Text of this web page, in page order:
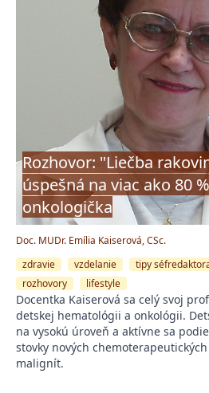
Rozhovor: "Liečba
úspešná na viac ako 80
onkologička
Doc. MUDr. Emília Kaiserová, CSc.
zdravie
vzdelanie tipy
rozhovory
lifestyle
Docentka Kaiserová sa celý svoj
detskej hematológii a onkológii.
na vysokú úroveň a aktívne sa
stovky nových
malignít.